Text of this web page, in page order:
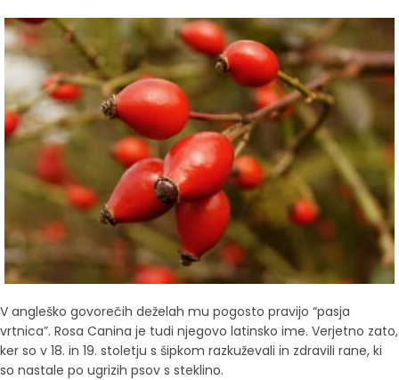
V angleško govorečih deželah mu pogosto pravijo “pasja
vrtnica”. Rosa Canina je tudi njegovo latinsko ime. Verjetno zato,
ker so v 18. in 19. stoletju s šipkom razkuževali in zdravili rane, ki
so nastale po ugrizih psov s steklino.